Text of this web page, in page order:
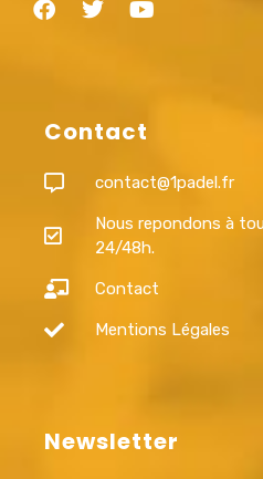
Contact
contact@1padel.fr
Nous repondons à
24/48h.
Contact
Mentions Légales
Newsletter